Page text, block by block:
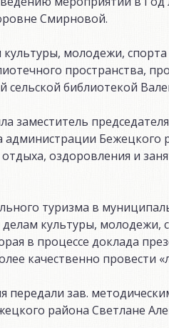
Смирновой.
молодежи,
пространства,
библиотекой
заместитель
Бежецкого
оздоровления и
туризма в
культуры,
в процессе доклада
качественно провести
передали зав.
района Светлане